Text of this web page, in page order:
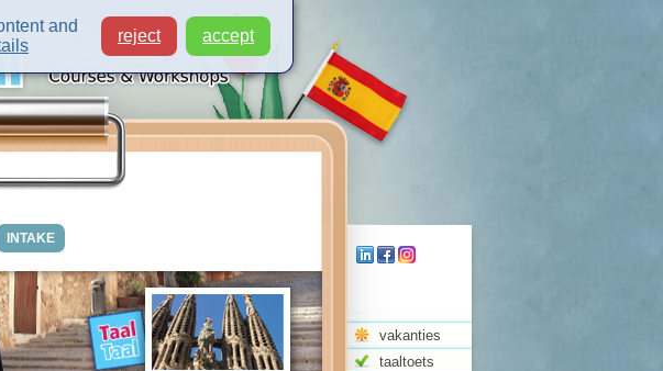
vakanties
taaltoets
INTAKE
and
reject accept